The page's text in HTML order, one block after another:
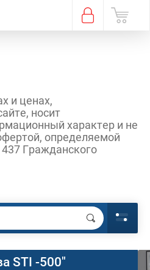
и ценах,
носит
характер и не
определяемой
Гражданского
STI -500"